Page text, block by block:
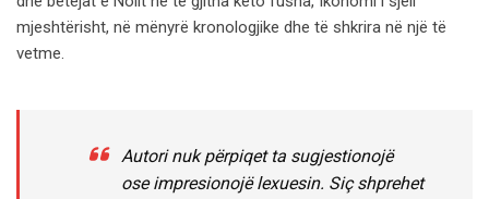
mjeshtërisht, në mënyrë kronologjike dhe të shkrira në një të
vetme.
Autori nuk përpiqet ta sugjestionojë
ose impresionojë lexuesin. Siç shprehet